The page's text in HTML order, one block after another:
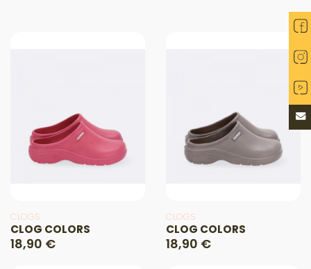
CLOGS
CLOG COLORS
18,90 €
CLOGS
CLOG COLORS
18,90 €